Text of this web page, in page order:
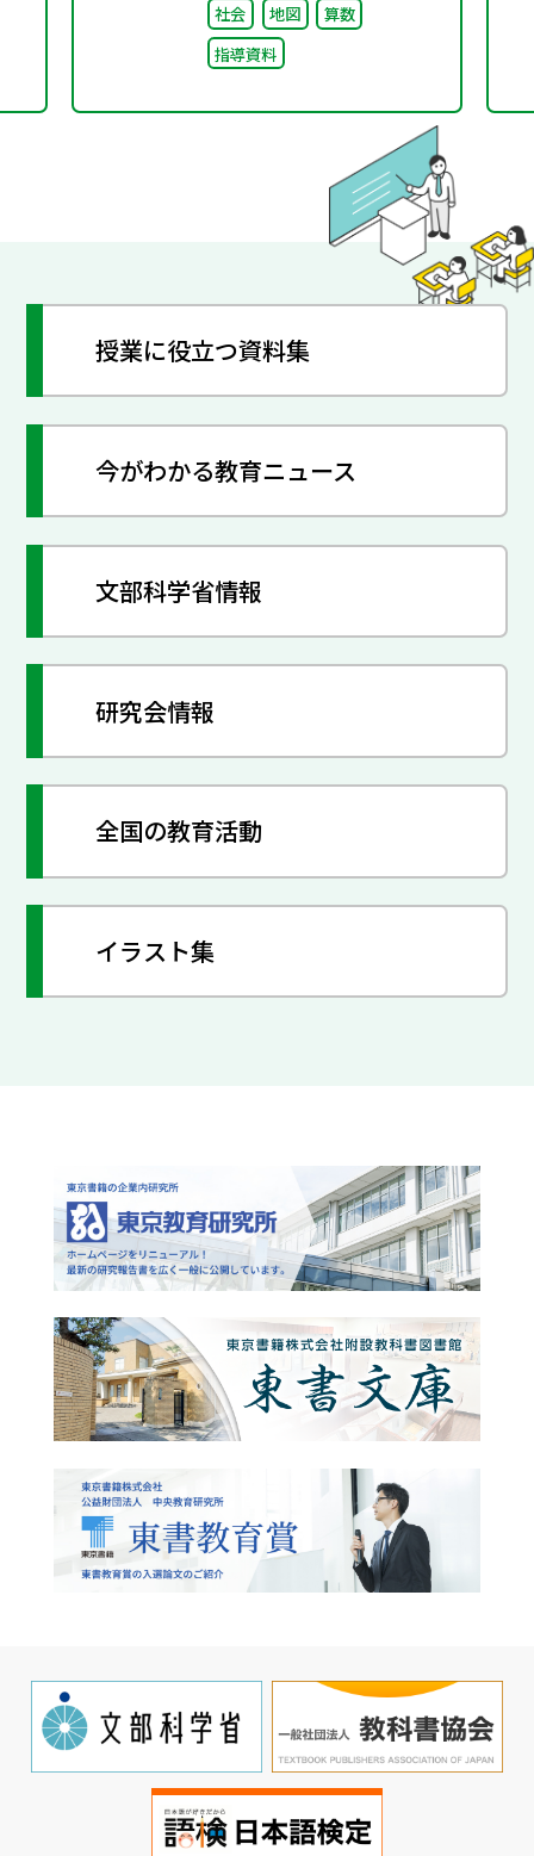
社会
地図
算数
指導資料
授業に役立つ資料集
今がわかる教育ニュース
文部科学省情報
研究会情報
全国の教育活動
イラスト集